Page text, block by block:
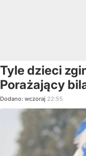
Tyle dzieci
Porażający
Dodano: wczoraj 22:55